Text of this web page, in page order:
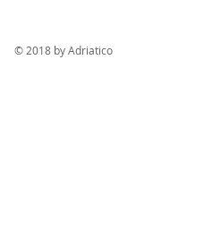
© 2018 by Adriatico